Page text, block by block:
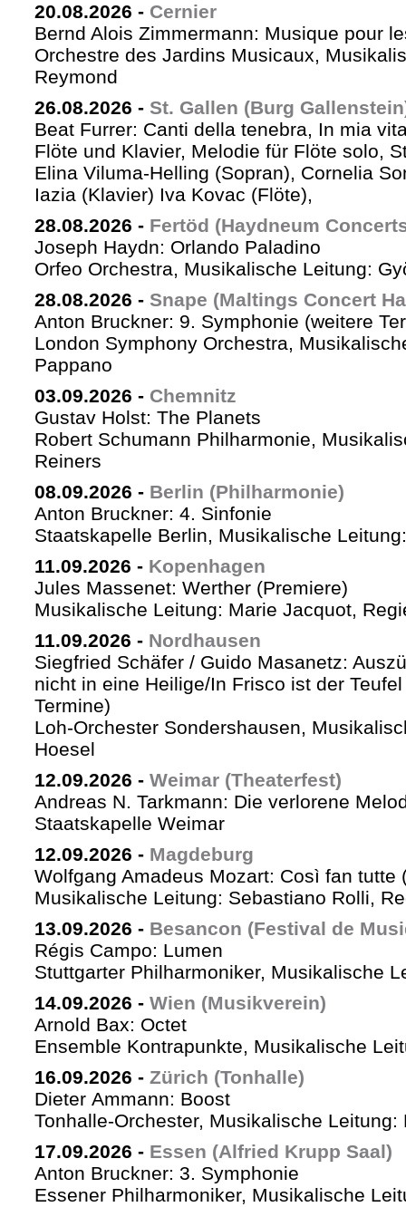
20.08.2026 - Cernier
Bernd Alois Zimmermann: Musique pour
Orchestre des Jardins Musicaux,
Reymond
26.08.2026 - St. Gallen (Burg
Beat Furrer: Canti della tenebra, In mia
Flöte und Klavier, Melodie für Flöte solo,
Elina Viluma-Helling (Sopran), Cornelia
Iazia (Klavier) Iva Kovac (Flöte),
28.08.2026 - Fertöd (Haydneum
Joseph Haydn: Orlando Paladino
Orfeo Orchestra, Musikalische Leitung:
28.08.2026 - Snape (Maltings Concert
Anton Bruckner: 9. Symphonie (weitere
London Symphony Orchestra,
Pappano
03.09.2026 - Chemnitz
Gustav Holst: The Planets
Robert Schumann Philharmonie,
Reiners
08.09.2026 - Berlin (Philharmonie)
Anton Bruckner: 4. Sinfonie
Staatskapelle Berlin, Musikalische
11.09.2026 - Kopenhagen
Jules Massenet: Werther (Premiere)
Musikalische Leitung: Marie Jacquot,
11.09.2026 - Nordhausen
Siegfried Schäfer / Guido Masanetz:
nicht in eine Heilige/In Frisco ist der
Termine)
Loh-Orchester Sondershausen,
Hoesel
12.09.2026 - Weimar (Theaterfest)
Andreas N. Tarkmann: Die verlorene
Staatskapelle Weimar
12.09.2026 - Magdeburg
Wolfgang Amadeus Mozart: Così fan tutte
Musikalische Leitung: Sebastiano Rolli,
13.09.2026 - Besancon (Festival de
Régis Campo: Lumen
Stuttgarter Philharmoniker, Musikalische
14.09.2026 - Wien (Musikverein)
Arnold Bax: Octet
Ensemble Kontrapunkte, Musikalische
16.09.2026 - Zürich (Tonhalle)
Dieter Ammann: Boost
Tonhalle-Orchester, Musikalische Leitung:
17.09.2026 - Essen (Alfried Krupp Saal)
Anton Bruckner: 3. Symphonie
Essener Philharmoniker, Musikalische